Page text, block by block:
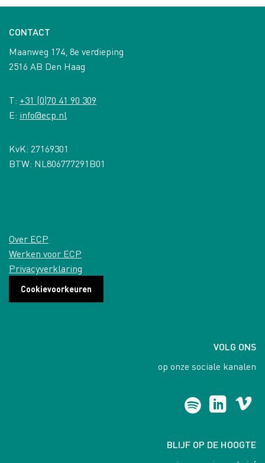
CONTACT
Maanweg 174, 8e verdieping
2516 AB Den Haag
T: +31 (0)70 41 90 309
E: info@ecp.nl
KvK: 27169301
BTW: NL806777291B01
Over ECP
Werken voor ECP
Privacyverklaring
Cookievoorkeuren
VOLG ONS
op onze sociale kanalen
BLIJF OP DE HOOGTE